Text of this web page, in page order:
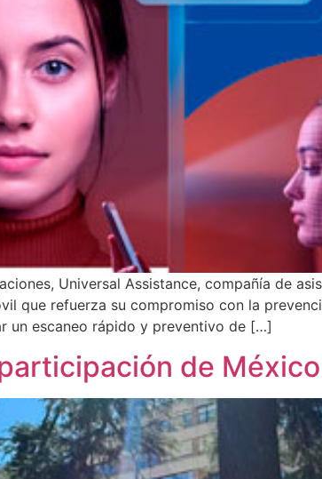
Universal Assistance, compañía de
que refuerza su compromiso con la
un escaneo rápido y preventivo de […]
de